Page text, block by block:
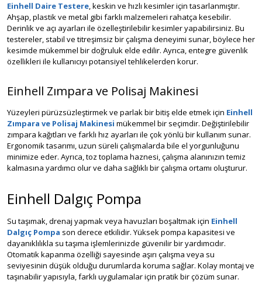
Einhell Daire Testere, keskin ve hızlı kesimler için tasarlanmıştır.
Ahşap, plastik ve metal gibi farklı malzemeleri rahatça kesebilir.
Derinlik ve açı ayarları ile özelleştirilebilir kesimler yapabilirsiniz. Bu
testereler, stabil ve titreşimsiz bir çalışma deneyimi sunar, böylece her
kesimde mükemmel bir doğruluk elde edilir. Ayrıca, entegre güvenlik
özellikleri ile kullanıcıyı potansiyel tehlikelerden korur.
Einhell Zımpara ve Polisaj Makinesi
Yüzeyleri pürüzsüzleştirmek ve parlak bir bitiş elde etmek için Einhell
Zımpara ve Polisaj Makinesi mükemmel bir seçimdir. Değiştirilebilir
zımpara kağıtları ve farklı hız ayarları ile çok yönlü bir kullanım sunar.
Ergonomik tasarımı, uzun süreli çalışmalarda bile el yorgunluğunu
minimize eder. Ayrıca, toz toplama haznesi, çalışma alanınızın temiz
kalmasına yardımcı olur ve daha sağlıklı bir çalışma ortamı oluşturur.
Einhell Dalgıç Pompa
Su taşımak, drenaj yapmak veya havuzları boşaltmak için Einhell
Dalgıç Pompa son derece etkilidir. Yüksek pompa kapasitesi ve
dayanıklılıkla su taşıma işlemlerinizde güvenilir bir yardımcıdır.
Otomatik kapanma özelliği sayesinde aşırı çalışma veya su
seviyesinin düşük olduğu durumlarda koruma sağlar. Kolay montaj ve
taşınabilir yapısıyla, farklı uygulamalar için pratik bir çözüm sunar.